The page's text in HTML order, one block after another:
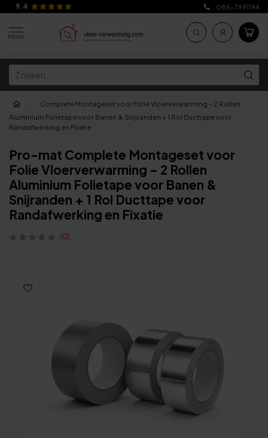
9.4 085-7991194
MENU
Complete Montageset voor Folie Vloerverwarming – 2 Rollen
Aluminium Folietape voor Banen & Snijranden + 1 Rol Ducttape voor
Randafwerking en Fixatie
Pro-mat Complete Montageset voor
Folie Vloerverwarming – 2 Rollen
Aluminium Folietape voor Banen &
Snijranden + 1 Rol Ducttape voor
Randafwerking en Fixatie
(0)